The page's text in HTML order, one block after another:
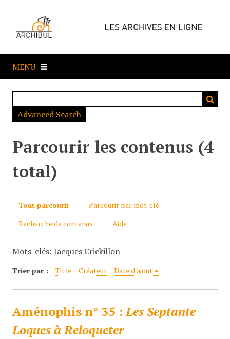
e
a
MENU
Advanced Search
Parcourir les contenus (4
total)
Tout parcourir
Parcourir par mot-clé
Recherche de contenus
Aide
Mots-clés: Jacques Crickillon
Trier par : Titre Créateur Date d'ajout
Aménophis n° 35 :Les Septante
Loques à Reloqueter